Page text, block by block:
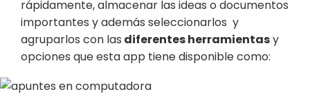
rápidamente, almacenar las ideas o documentos
importantes y además seleccionarlos y
agruparlos con las diferentes herramientasy
opciones que esta app tiene disponible como: